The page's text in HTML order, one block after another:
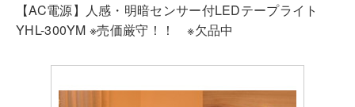
【AC電源】人感・明暗センサー付LEDテープライト
YHL-300YM ※売価厳守！！ ※欠品中